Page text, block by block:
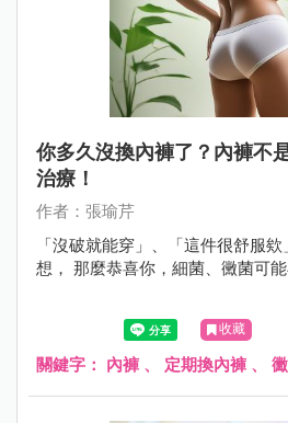
你多久沒換內褲了？內褲不
治療！
作者：張瑜芹
「沒破就能穿」、「這件很舒服
想， 那麼恭喜你，細菌、黴菌可
收藏
關鍵字： 內褲 、 定期換內褲 、